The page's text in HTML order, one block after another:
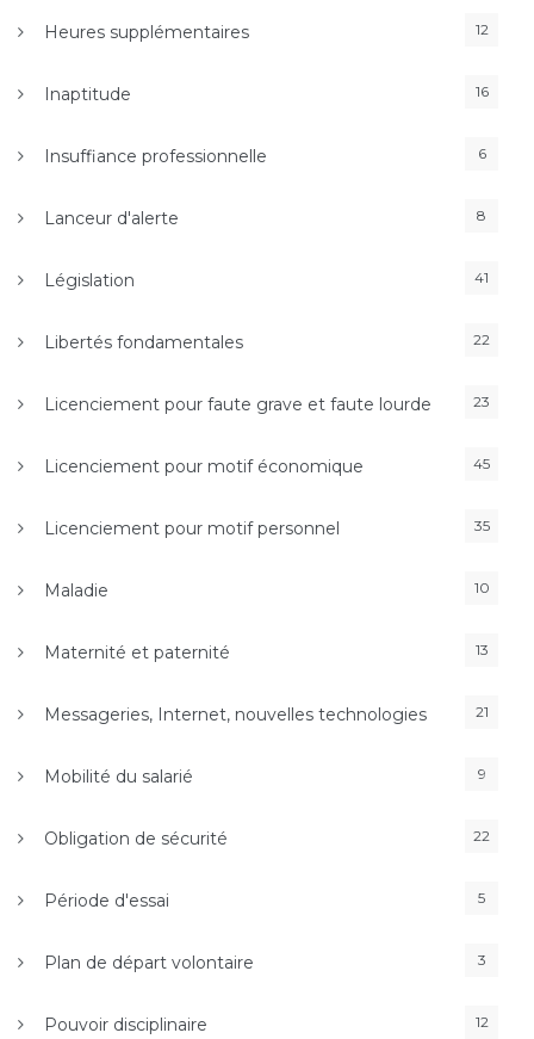
Heures supplémentaires 12
Inaptitude 16
Insuffiance professionnelle 6
Lanceur d'alerte 8
Législation 41
Libertés fondamentales 22
Licenciement pour faute grave et faute lourde 23
Licenciement pour motif économique 45
Licenciement pour motif personnel 35
Maladie 10
Maternité et paternité 13
Messageries, Internet, nouvelles technologies 21
Mobilité du salarié 9
Obligation de sécurité 22
Période d'essai 5
Plan de départ volontaire 3
Pouvoir disciplinaire 12